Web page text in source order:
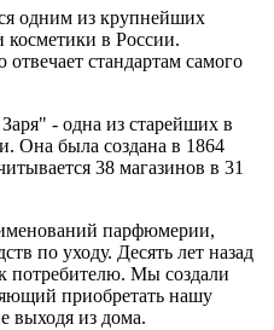
одним из крупнейших
в России.
стандартам самого
- одна из старейших в
Она была создана в 1864
38 магазинов в 31
парфюмерии,
по уходу. Десять лет назад
потребителю. Мы создали
приобретать нашу
выходя из дома.